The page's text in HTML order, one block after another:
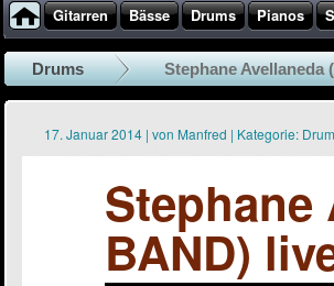
Gitarren Bässe Drums Pianos
Drums Stephane Avellaneda
17. Januar 2014 | von Manfred | Kategorie:
Stephane
BAND)